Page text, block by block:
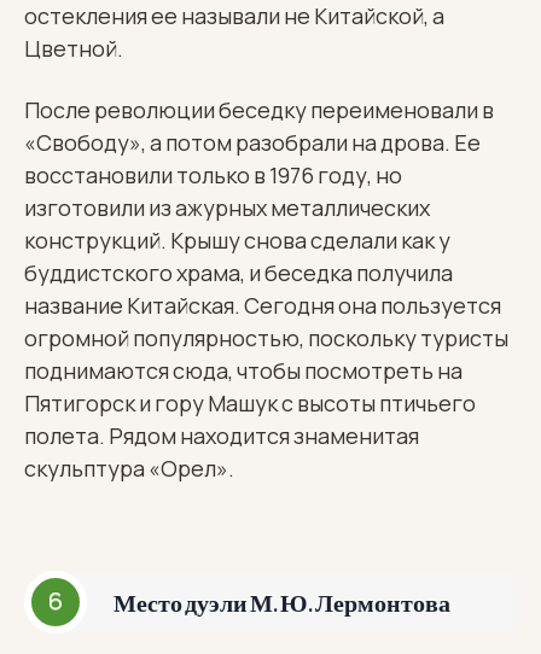
остекления ее называли не Китайской, а
Цветной.
После революции беседку переименовали в
«Свободу», а потом разобрали на дрова. Ее
восстановили только в 1976 году, но
изготовили из ажурных металлических
конструкций. Крышу снова сделали как у
буддистского храма, и беседка получила
название Китайская. Сегодня она пользуется
огромной популярностью, поскольку туристы
поднимаются сюда, чтобы посмотреть на
Пятигорск и гору Машук с высоты птичьего
полета. Рядом находится знаменитая
скульптура «Орел».
Место дуэли М. Ю. Лермонтова